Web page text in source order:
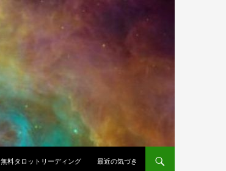
無料タロットリーディング 最近の気づき